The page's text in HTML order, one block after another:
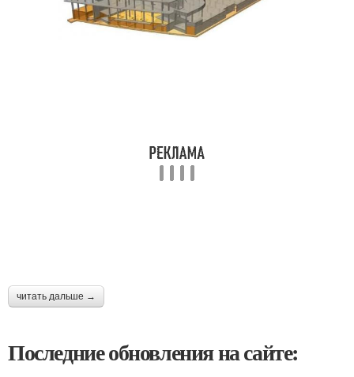
читать дальше →
Последние обновления на сайте: